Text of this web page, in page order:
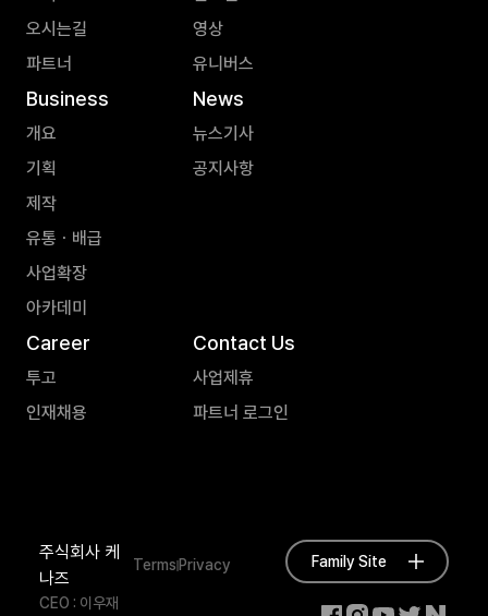
오시는길
파트너
영상
유니버스
Business
개요
기획
제작
유통ㆍ배급
사업확장
아카데미
News
뉴스기사
공지사항
Career
투고
인재채용
Contact Us
사업제휴
파트너 로그인
주식회사 케
나즈
Terms Privacy
CEO : 이우재
Family Site